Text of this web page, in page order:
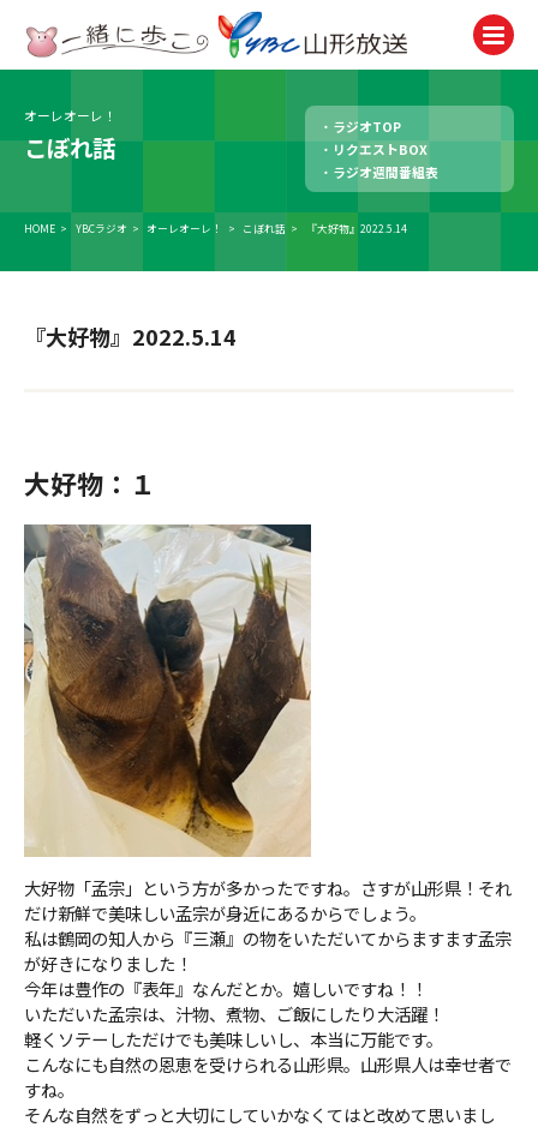
ラジオ
Radio
Present
ＹＢＣオンデマンド
やまがた情熱市場
オーレオーレ！
こぼれ話
ラジオTOP
リクエストBOX
ラジオ週間番組表
HOME > YBCラジオ > オーレオーレ！ > こぼれ話 > 『大好物』2022.5.14
『大好物』2022.5.14
大好物：１
大好物「孟宗」という方が多かったですね。さすが山形県！それ
だけ新鮮で美味しい孟宗が身近にあるからでしょう。
私は鶴岡の知人から『三瀬』の物をいただいてからますます孟宗
が好きになりました！
今年は豊作の『表年』なんだとか。嬉しいですね！！
いただいた孟宗は、汁物、煮物、ご飯にしたり大活躍！
軽くソテーしただけでも美味しいし、本当に万能です。
こんなにも自然の恩恵を受けられる山形県。山形県人は幸せ者で
すね。
そんな自然をずっと大切にしていかなくてはと改めて思いまし